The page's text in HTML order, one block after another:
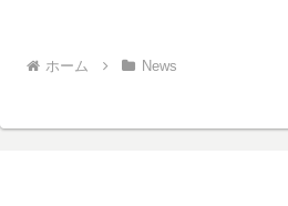
ホーム News